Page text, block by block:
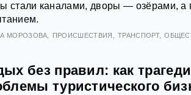
стали каналами, дворы — озёрами, а
МОРОЗОВА ПРОИСШЕСТВИЯ ТРАНСПОРТ
без правил: как
туристического